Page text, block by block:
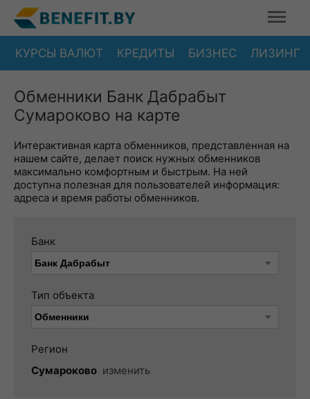
КУРСЫ ВАЛЮТ КРЕДИТЫ БИЗНЕС ЛИЗИНГ
Обменники Банк Дабрабыт
Сумароково на карте
Интерактивная карта обменников, представленная на
нашем сайте, делает поиск нужных обменников
максимально комфортным и быстрым. На ней
доступна полезная для пользователей информация:
адреса и время работы обменников.
Банк
Тип объекта
Регион
Сумароково изменить